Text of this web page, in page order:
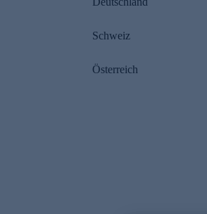
Schweiz
Österreich